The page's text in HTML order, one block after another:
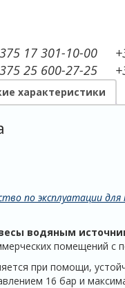
17 301-10-00
25 600-27-25
характеристики
по эксплуатации
водяным
помещений с
при помощи,
16 бар и